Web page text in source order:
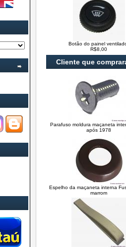
Botão do painel
R$8,00
Cliente que
Parafuso moldura maçaneta
após 1978
Espelho da maçaneta interna
marrom